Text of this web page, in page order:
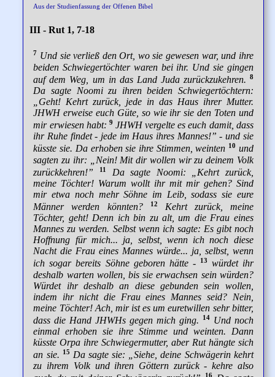
Aus der Studienfassung der Offenen Bibel
III - Rut 1, 7-18
7 Und sie verließ den Ort, wo sie gewesen war, und ihre
beiden Schwiegertöchter waren bei ihr. Und sie gingen
auf dem Weg, um in das Land Juda zurückzukehren. 8
Da sagte Noomi zu ihren beiden Schwiegertöchtern:
„Geht! Kehrt zurück, jede in das Haus ihrer Mutter.
JHWH erweise euch Güte, so wie ihr sie den Toten und
mir erwiesen habt: 9 JHWH vergelte es euch damit, dass
ihr Ruhe findet - jede im Haus ihres Mannes!” - und sie
küsste sie. Da erhoben sie ihre Stimmen, weinten 10 und
sagten zu ihr: „Nein! Mit dir wollen wir zu deinem Volk
zurückkehren!”
11
Da sagte Noomi: „Kehrt zurück,
meine Töchter! Warum wollt ihr mit mir gehen? Sind
mir etwa noch mehr Söhne im Leib, sodass sie eure
Männer werden könnten?
12
Kehrt zurück, meine
Töchter, geht! Denn ich bin zu alt, um die Frau eines
Mannes zu werden. Selbst wenn ich sagte: Es gibt noch
Hoffnung für mich... ja, selbst, wenn ich noch diese
Nacht die Frau eines Mannes würde... ja, selbst, wenn
ich sogar bereits Söhne geboren hätte -
13
würdet ihr
deshalb warten wollen, bis sie erwachsen sein würden?
Würdet ihr deshalb an diese gebunden sein wollen,
indem ihr nicht die Frau eines Mannes seid? Nein,
meine Töchter! Ach, mir ist es um euretwillen sehr bitter,
dass die Hand JHWHs gegen mich ging.
14 Und noch
einmal erhoben sie ihre Stimme und weinten. Dann
küsste Orpa ihre Schwiegermutter, aber Rut hängte sich
an sie. 15 Da sagte sie: „Siehe, deine Schwägerin kehrt
zu ihrem Volk und ihren Göttern zurück - kehre also
16